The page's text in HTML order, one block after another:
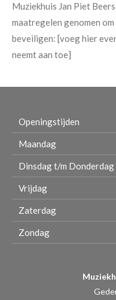
Muziekhuis Jan Piet
maatregelen genomen
beveiligen: [voeg hier
neemt aan toe]
Openingstijden
Maandag
Dinsdag t/m Donderdag
Vrijdag
Zaterdag
Zondag